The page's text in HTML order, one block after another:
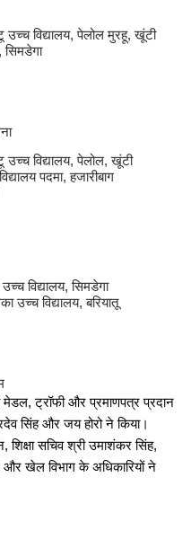
उच्च विद्यालय, पेलोल मुरहू, खूंटी
सिमडेगा
उच्च विद्यालय, पेलोल, खूंटी
पदमा, हजारीबाग
विद्यालय, सिमडेगा
उच्च विद्यालय, बरियातू
मेडल, ट्रॉफी और प्रमाणपत्र प्रदान
सिंह और जय होरो ने किया।
सचिव श्री उमाशंकर सिंह,
और खेल विभाग के अधिकारियों ने